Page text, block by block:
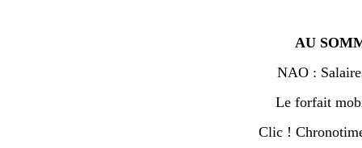
AU
NAO :
Le forfait
Clic !